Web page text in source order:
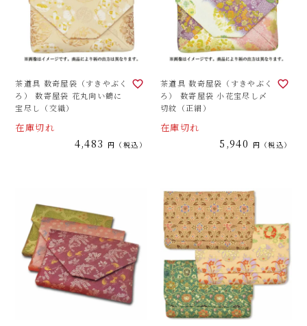
茶道具 数奇屋袋（すきやぶく
ろ） 数寄屋袋 花丸向い鶴に
宝尽し（交織）
在庫切れ
4,483 税込
茶道具 数奇屋袋（すきやぶく
ろ） 数寄屋袋 小花宝尽し〆
切紋（正絹）
在庫切れ
5,940 税込